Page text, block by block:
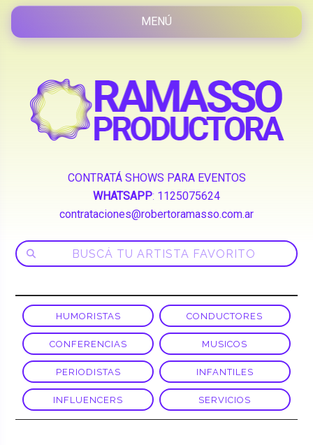
CONTRATÁ SHOWS PARA EVENTOS
WHATSAPP: 1125075624
contrataciones@robertoramasso.com.ar
HUMORISTAS CONDUCTORES
CONFERENCIAS MUSICOS
PERIODISTAS INFANTILES
INFLUENCERS SERVICIOS